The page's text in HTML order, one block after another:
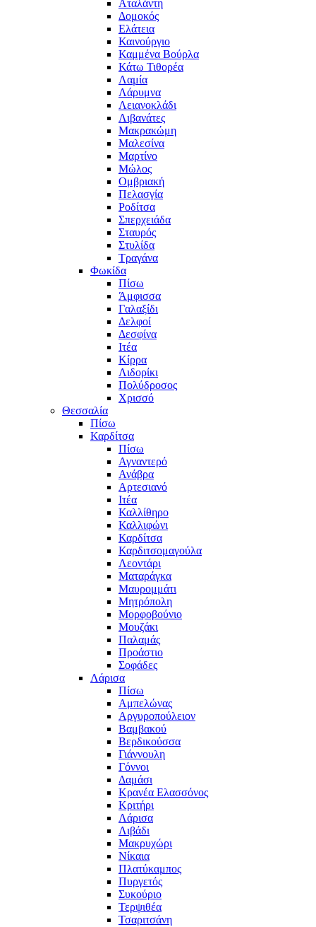
Αταλάντη
Δομοκός
Ελάτεια
Καινούργιο
Καμμένα Βούρλα
Κάτω Τιθορέα
Λαμία
Λάρυμνα
Λειανοκλάδι
Λιβανάτες
Μακρακώμη
Μαλεσίνα
Μαρτίνο
Μώλος
Ομβριακή
Πελασγία
Ροδίτσα
Σπερχειάδα
Σταυρός
Στυλίδα
Τραγάνα
Φωκίδα
Πίσω
Άμφισσα
Γαλαξίδι
Δελφοί
Δεσφίνα
Ιτέα
Κίρρα
Λιδορίκι
Πολύδροσος
Χρισσό
Θεσσαλία
Πίσω
Καρδίτσα
Πίσω
Αγναντερό
Ανάβρα
Αρτεσιανό
Ιτέα
Καλλίθηρο
Καλλιφώνι
Καρδίτσα
Καρδιτσομαγούλα
Λεοντάρι
Ματαράγκα
Μαυρομμάτι
Μητρόπολη
Μορφοβούνιο
Μουζάκι
Παλαμάς
Προάστιο
Σοφάδες
Λάρισα
Πίσω
Αμπελώνας
Αργυροπούλειον
Βαμβακού
Βερδικούσσα
Γιάννουλη
Γόννοι
Δαμάσι
Κρανέα Ελασσόνος
Κριτήρι
Λάρισα
Λιβάδι
Μακρυχώρι
Νίκαια
Πλατύκαμπος
Πυργετός
Συκούριο
Τερψιθέα
Τσαριτσάνη